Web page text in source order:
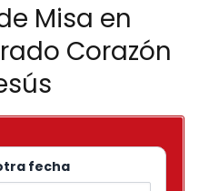
Misa en
Corazón
fecha